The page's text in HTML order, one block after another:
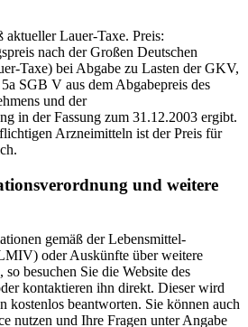
aktueller Lauer-Taxe. Preis:
nach der Großen Deutschen
Taxe) bei Abgabe zu Lasten der GKV,
SGB V aus dem Abgabepreis des
und der
in der Fassung zum 31.12.2003 ergibt.
Arzneimitteln ist der Preis für
und weitere
gemäß der Lebensmittel­
oder Auskünfte über weitere
besuchen Sie die Website des
kontaktieren ihn direkt. Dieser wird
kostenlos beantworten. Sie können auch
nutzen und Ihre Fragen unter Angabe